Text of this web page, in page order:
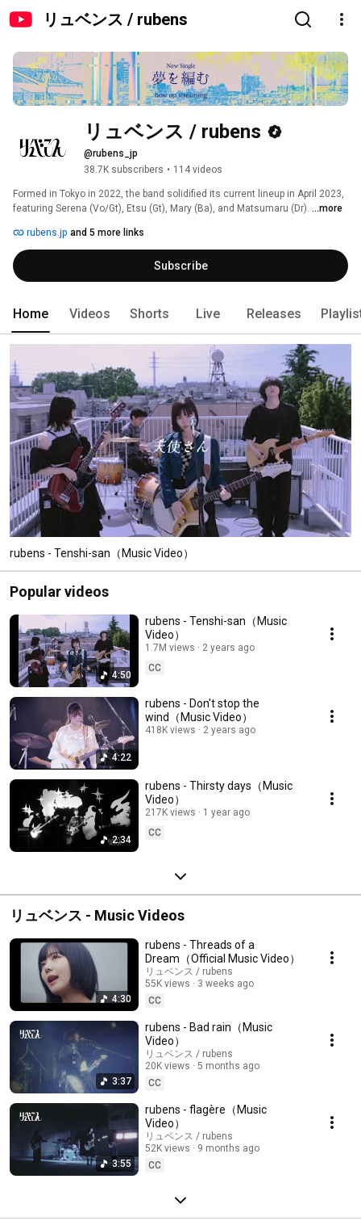
リュベンス / rubens
リュベンス / rubens
@rubens_jp
38.7K subscribers • 114 videos
Formed in Tokyo in 2022, the band solidified its current lineup in April 2023,
featuring Serena (Vo/Gt), Etsu (Gt), Mary (Ba), and Matsumaru (Dr). ...more
rubens.jp and 5 more links
Subscribe
Home Videos Shorts Live Releases
rubens - Tenshi-san（Music Video）
Popular videos
4:50
rubens - Tenshi-san（Music
Video）
1.7M views
2 years ago
CC
4:22
rubens - Don't stop the
wind（Music Video）
418K views 2 years ago
2:34
rubens - Thirsty days（Music
Video）
217K views
1 year ago
CC
リュベンス - Music Videos
4:30
rubens - Threads of a
Dream（Official Music Video）
リュベンス / rubens
55K views
3 weeks ago
CC
3:37
rubens - Bad rain（Music
Video）
リュベンス / rubens
20K views
5 months ago
CC
3:55
rubens - flagère（Music
Video）
リュベンス / rubens
52K views
9 months ago
CC